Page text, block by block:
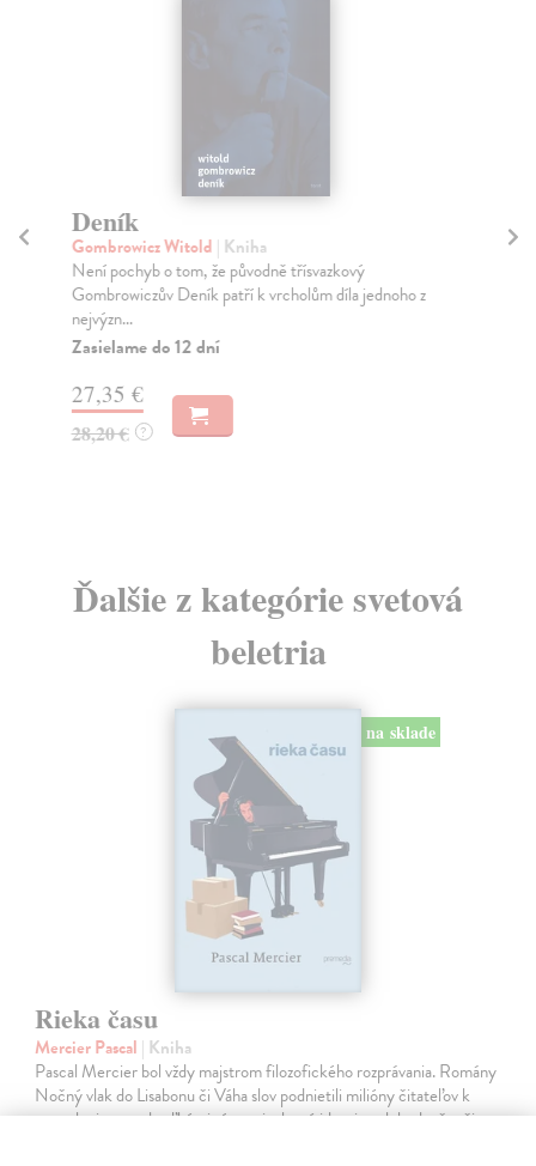
Deník
Gombrowicz Witold | Kniha
Není pochyb o tom, že původně třísvazkový
Gombrowiczův Deník patří k vrcholům díla jednoho z
nejvýzn...
Zasielame do 12 dní
27,35 €
28,20 € ?
Ďalšie z kategórie svetová
beletria
na sklade
Rieka času
Mercier Pascal | Kniha
Pascal Mercier bol vždy majstrom filozofického rozprávania. Romány
Nočný vlak do Lisabonu či Váha slov podnietili milióny čitateľov k
zamysleniu sa nad veľkými témami, ako sú identita, sloboda, čas či…